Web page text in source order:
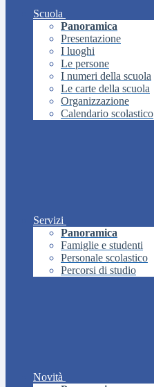
Scuola
Panoramica
Presentazione
I luoghi
Le persone
I numeri della scuola
Le carte della scuola
Organizzazione
Calendario scolastico
Servizi
Panoramica
Famiglie e studenti
Personale scolastico
Percorsi di studio
Novità